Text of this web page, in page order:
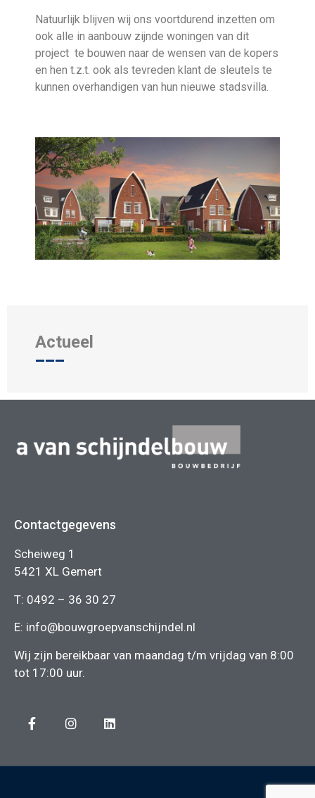
Natuurlijk blijven wij ons voortdurend inzetten om
ook alle in aanbouw zijnde woningen van dit
project te bouwen naar de wensen van de kopers
en hen t.z.t. ook als tevreden klant de sleutels te
kunnen overhandigen van hun nieuwe stadsvilla.
Actueel
___
Contactgegevens
Scheiweg 1
5421 XL Gemert
T: 0492 – 36 30 27
E: info@bouwgroepvanschijndel.nl
Wij zijn bereikbaar van maandag t/m vrijdag van 8:00
tot 17:00 uur.